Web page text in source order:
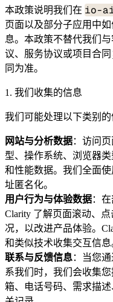
本政策说明我们在 io-
页面以及部分子应用中
息。本政策不替代我们
议、服务协议或项目合
同为准。
1. 我们收集的信息
我们可能处理以下类别的
网站与分析数据：访问
型、操作系统、浏览器
和性能数据。我们全面使
址匿名化。
用户行为与体验数据：
Clarity 了解页面滚动、
况，以改进产品体验。
和类似技术收集交互信息
联系与反馈信息：当您
系我们时，我们会收集
箱、电话号码、需求描